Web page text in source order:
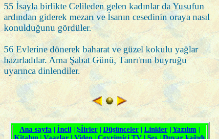
55 İsayla birlikte Celileden gelen kadınlar da Yusufun
ardından giderek mezarı ve İsanın cesedinin oraya nasıl
konulduğunu gördüler.
56 Evlerine dönerek baharat ve güzel kokulu yağlar
hazırladılar. Ama Şabat Günü, Tanrı'nın buyruğu
uyarınca dinlendiler.